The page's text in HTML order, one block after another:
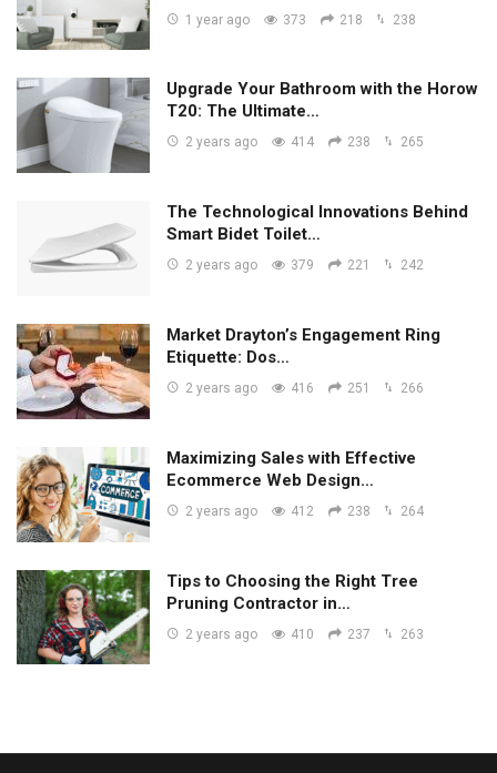
1 year ago 373 218 238
Upgrade Your Bathroom with the Horow
T20: The Ultimate…
2 years ago 414 238 265
The Technological Innovations Behind
Smart Bidet Toilet…
2 years ago 379 221 242
Market Drayton’s Engagement Ring
Etiquette: Dos…
2 years ago 416 251 266
Maximizing Sales with Effective
Ecommerce Web Design…
2 years ago 412 238 264
Tips to Choosing the Right Tree
Pruning Contractor in…
2 years ago 410 237 263